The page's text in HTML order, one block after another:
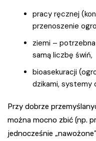
pracy ręcznej
przenoszenie
ziemi –
samą liczbę świń,
bioasekuracji
dzikami, systemy
Przy dobrze
można mocno zbić (np.
jednocześnie